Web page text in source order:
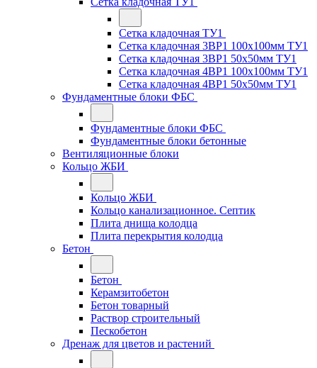
Сетка кладочная ТУ1
Сетка кладочная 3ВР1 100x100мм ТУ1
Сетка кладочная 3ВР1 50x50мм ТУ1
Сетка кладочная 4ВР1 100x100мм ТУ1
Сетка кладочная 4ВР1 50x50мм ТУ1
Фундаментные блоки ФБС
Фундаментные блоки ФБС
Фундаментные блоки бетонные
Вентиляционные блоки
Кольцо ЖБИ
Кольцо ЖБИ
Кольцо канализационное. Септик
Плита днища колодца
Плита перекрытия колодца
Бетон
Бетон
Керамзитобетон
Бетон товарный
Раствор строительный
Пескобетон
Дренаж для цветов и растений